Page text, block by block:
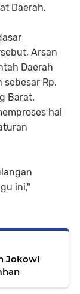
Daerah,
Arsan
Daerah
sebesar Rp.
Barat.
hal
ini,"
Jokowi